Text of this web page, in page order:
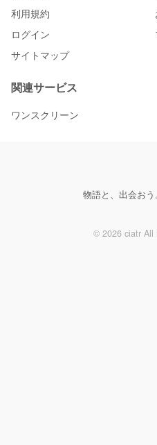
利用規約
ログイン
サイトマップ
関連サービス
ワンスクリーン
物語と、出会お
© 2026 ciatr All